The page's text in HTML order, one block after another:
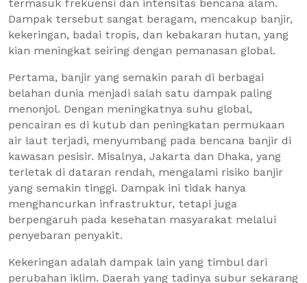
termasuk frekuensi dan intensitas bencana alam.
Dampak tersebut sangat beragam, mencakup banjir,
kekeringan, badai tropis, dan kebakaran hutan, yang
kian meningkat seiring dengan pemanasan global.
Pertama, banjir yang semakin parah di berbagai
belahan dunia menjadi salah satu dampak paling
menonjol. Dengan meningkatnya suhu global,
pencairan es di kutub dan peningkatan permukaan
air laut terjadi, menyumbang pada bencana banjir di
kawasan pesisir. Misalnya, Jakarta dan Dhaka, yang
terletak di dataran rendah, mengalami risiko banjir
yang semakin tinggi. Dampak ini tidak hanya
menghancurkan infrastruktur, tetapi juga
berpengaruh pada kesehatan masyarakat melalui
penyebaran penyakit.
Kekeringan adalah dampak lain yang timbul dari
perubahan iklim. Daerah yang tadinya subur sekarang